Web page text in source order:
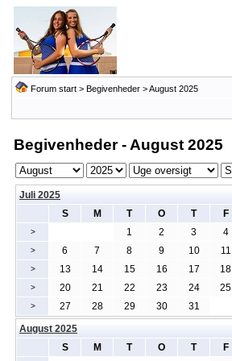
Forum start> Begivenheder> August 2025
Begivenheder - August 2025
Juli 2025
S
M T O T F
> 1 2 3 4
> 6 7 8 9 10 11
> 13 14 15 16 17 18
> 20 21 22 23 24 25
> 27 28 29 30 31
August 2025
S
M T O T F